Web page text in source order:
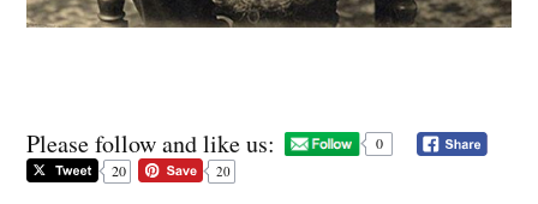
Please follow and like us:
0
20
20